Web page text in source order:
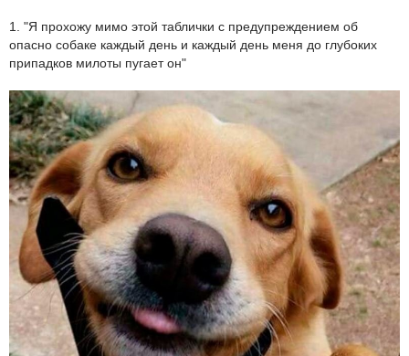
1. "Я прохожу мимо этой таблички с предупреждением об
опасно собаке каждый день и каждый день меня до глубоких
припадков милоты пугает он"